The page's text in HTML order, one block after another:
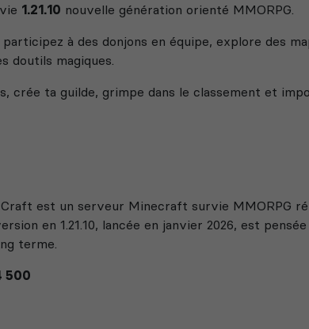
1.21.10 nouvelle génération orienté MMORPG.
à des donjons en équipe, explore des
doutils magiques.
crée ta guilde, grimpe dans le classement et
est un serveur Minecraft survie MMORPG
en 1.21.10, lancée en janvier 2026, est
terme.
500